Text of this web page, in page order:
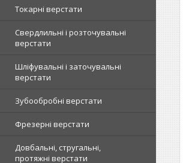
Токарні верстати
Свердлильні і розточувальні
верстати
Шліфувальні і заточувальні
верстати
Зубообробні верстати
Фрезерні верстати
Довбальні, стругальні,
протяжні верстати